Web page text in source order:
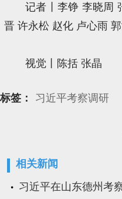
记者丨李铮 李晓周
晋 许永松 赵化 卢心雨
视觉丨陈括 张晶
标签： 习近平考察调研
相关新闻
习近平在山东德州考